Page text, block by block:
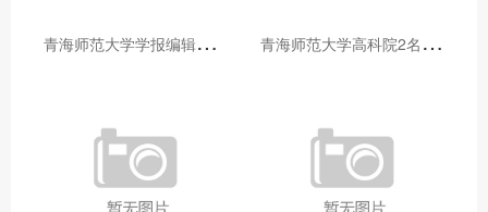
青
海师范大学学报编辑部赴大通县城关镇上毛佰胜村开展帮扶慰问活动 青
海师范大学高科院2名专家当选中国科学院院士